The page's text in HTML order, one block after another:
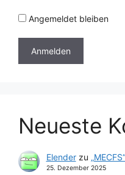
Angemeldet bleiben
Neueste
Elenderzu
25. Dezember 2025